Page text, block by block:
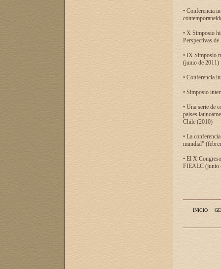
• Conferencia
• X Simposio
Perspectivas
• IX Simposio
(junio de 2011)
• Conferencia
• Simposio
• Una serie de
países
Chile (2010)
• La
mundial”
• El X
FIEALC (junio
INICIO